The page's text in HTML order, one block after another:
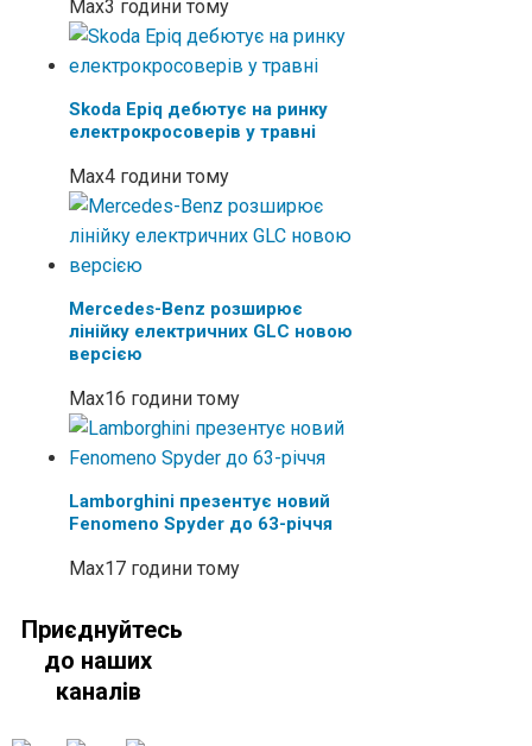
Max3 години тому
Skoda Epiq дебютує на ринку
електрокросоверів у травні
Max4 години тому
Mercedes-Benz розширює
лінійку електричних GLC новою
версією
Max16 години тому
Lamborghini презентує новий
Fenomeno Spyder до 63-річчя
Max17 години тому
Приєднуйтесь
до наших
каналів